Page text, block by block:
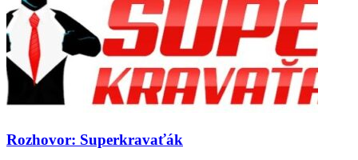
Rozhovor: Superkravaťák